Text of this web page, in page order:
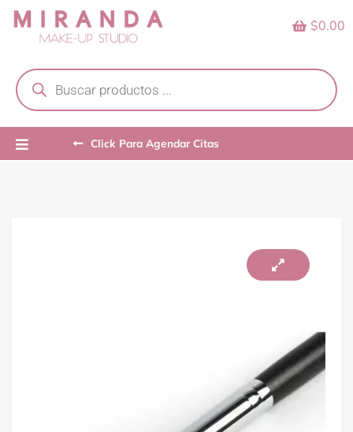
Skip
search
$0.00
Click Para Agendar Citas